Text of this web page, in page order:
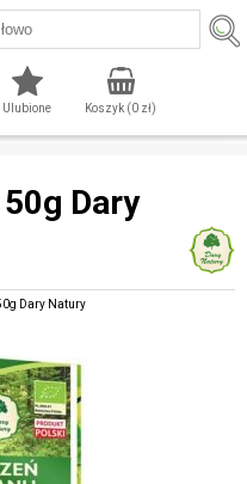
Ulubione Koszyk (0zł)
Dary
Dary Natury